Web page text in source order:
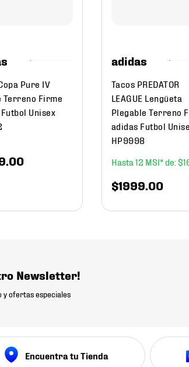
Pure IV
Terreno Firme
Unisex
.00
adidas
Tacos PREDATOR
LEAGUE Lengüeta
Plegable Terreno
adidas Futbol
HP9998
12
$
$1999.00
Newsletter!
y ofertas especiales
Encuentra tu Tienda